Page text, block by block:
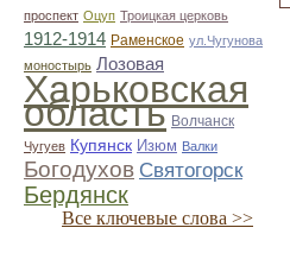
проспект Оцуп Троицкая церковь
1912-1914 Раменское ул.Чугунова
моностырь Лозовая
Харьковская
область Волчанск
Чугуев Купянск Изюм Валки
Богодухов Святогорск
Бердянск
Все ключевые слова >>